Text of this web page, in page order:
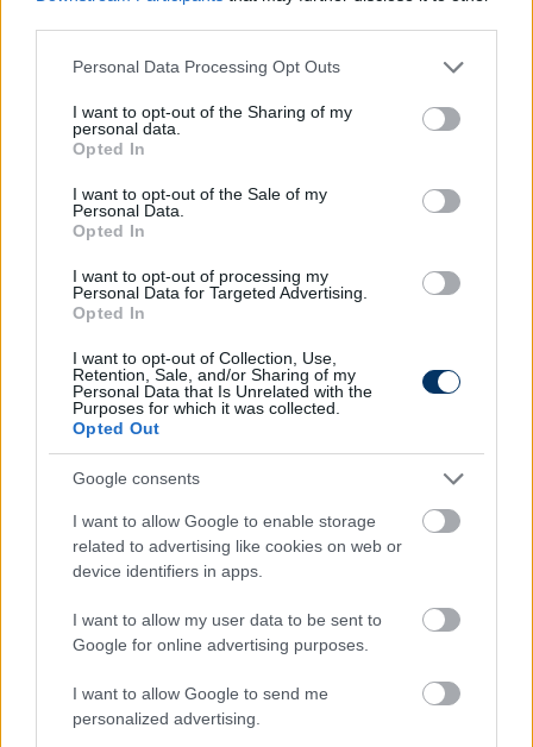
Please note that this website/app uses one or more Google
not limited to your visit or usage behaviour. You may click to
grant or deny consent to Google and its third-party tags to
use your data for below specified purposes in below Google
consent section.
Personal Data Processing Opt Outs
I want to opt-out of the Sharing of my
personal data.
Opted In
I want to opt-out of the Sale of my
Personal Data.
Opted In
I want to opt-out of processing my
Personal Data for Targeted Advertising.
Opted In
I want to opt-out of Collection, Use,
Retention, Sale, and/or Sharing of my
Personal Data that Is Unrelated with the
Purposes for which it was collected.
Opted Out
Google consents
I want to allow Google to enable storage
related to advertising like cookies on web or
device identifiers in apps.
I want to allow my user data to be sent to
Google for online advertising purposes.
I want to allow Google to send me
personalized advertising.
Zakor Sándor (az MTK Budapest tulajdonosa)
Baráth Péter (DVSC)
Horváth Ernő (a Gyirmót FC Győr tulajdonos-
ügyvezetője)
Vancsa Zalán (MTK Budapest)
Íme, a végeredmény - Az Év felfedezettje:
Baráth Péter (DVSC), Corbu Marius (Puskás
Akadémia) 2-2
(Honvéd), Ádám Martin (Paks), Koszta Márk (ZTE),
Vécsei Bálint (Ferencváros) 1-1
Tavaly ez volt a sorrend a felfedezetteknél -
Olvastad már?